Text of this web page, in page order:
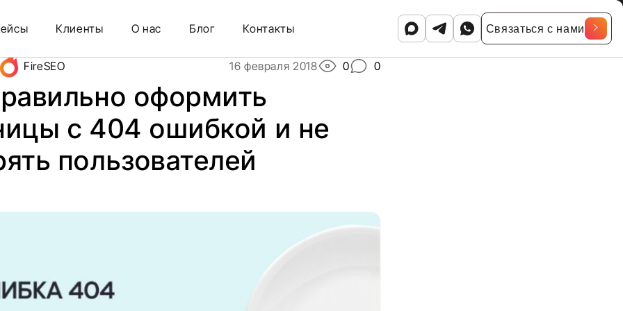
Клиенты О нас Блог Контакты Связаться с нами
FireSEO 16 февраля 2018 0 0
оформить
с 404 ошибкой и не
пользователей